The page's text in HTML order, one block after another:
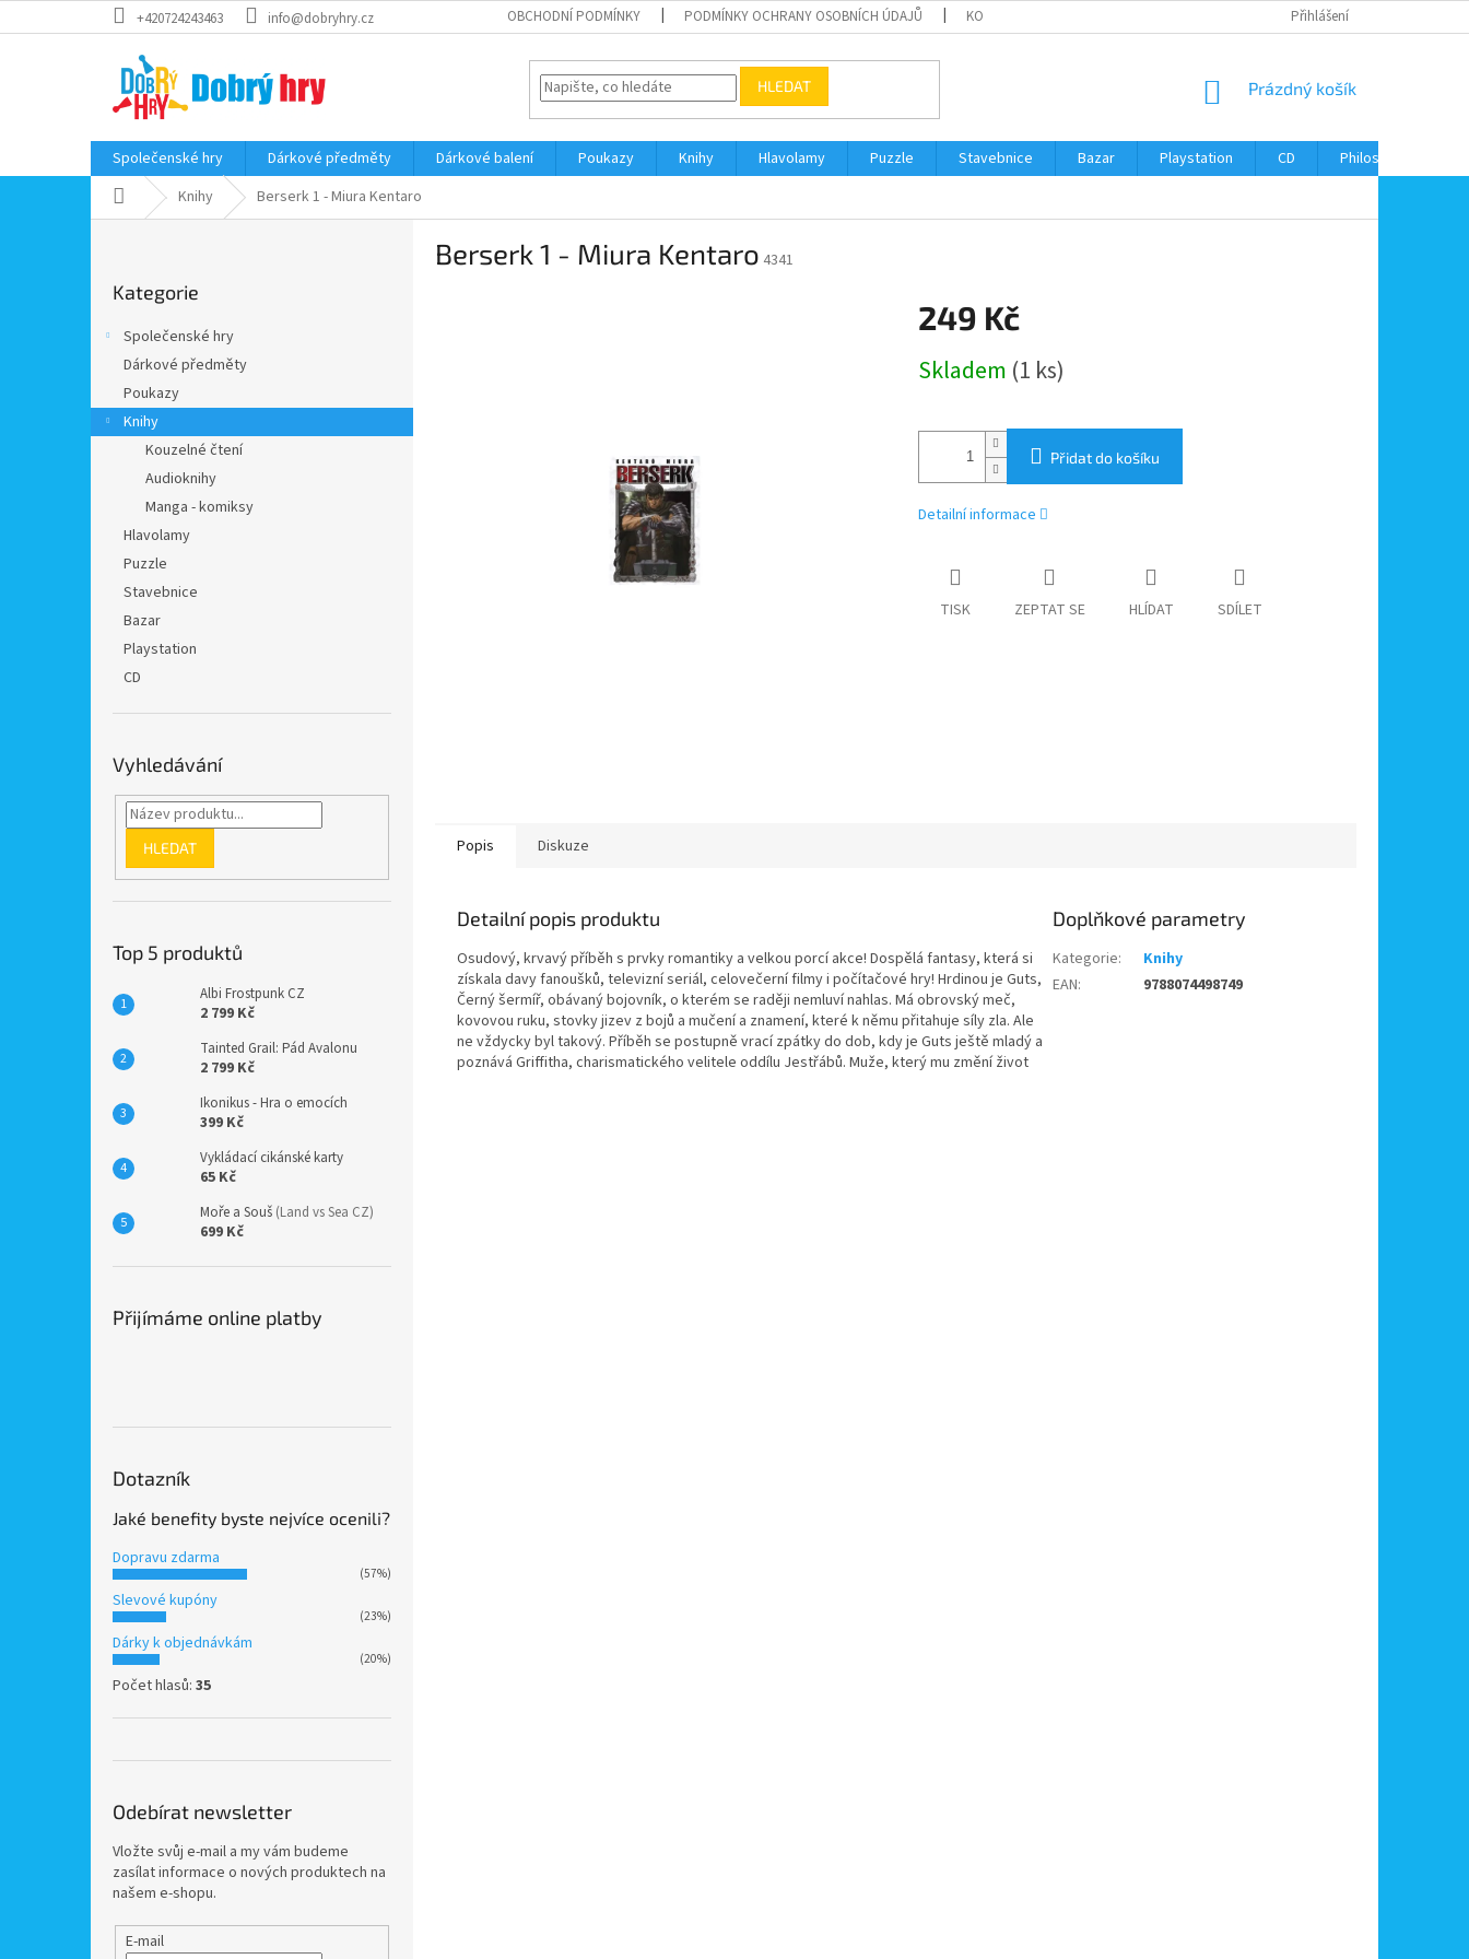
na
+420724243463 info@dobryhry.cz OBCHODNÍ PODMÍNKY PODMÍNKY OCHRANY OSOBNÍCH ÚDAJŮ KONTAKTY Přihlášení
HLEDAT
NÁKUPNÍ
Prázdný košík
Společenské hry Dárkové předměty Dárkové balení Poukazy Knihy Hlavolamy Puzzle Stavebnice Bazar Playstation CD Philos
Domů Knihy Berserk 1 - Miura Kentaro
kategorie
Kategorie
Společenské hry
Dárkové předměty
Poukazy
Knihy
Kouzelné čtení
Audioknihy
Manga - komiksy
Hlavolamy
Puzzle
Stavebnice
Bazar
Playstation
CD
Vyhledávání
HLEDAT
Top 5 produktů
Albi Frostpunk CZ
2 799 Kč
Tainted Grail: Pád Avalonu
2 799 Kč
Ikonikus - Hra o emocích
399 Kč
Vykládací cikánské karty
65 Kč
Moře a Souš (Land vs Sea CZ)
699 Kč
Přijímáme online platby
Dotazník
Jaké benefity byste nejvíce ocenili?
Dopravu zdarma
(57%)
Slevové kupóny
(23%)
Dárky k objednávkám
(20%)
Počet hlasů: 35
Odebírat newsletter
Vložte svůj e-mail a my vám budeme
zasílat informace o nových produktech na
našem e-shopu.
E-mail
Berserk 1 - Miura Kentaro 4341
249 Kč
cena:
Skladem (1 ks)
Přidat do košíku
Detailní informace
TISK ZEPTAT SE HLÍDAT SDÍLET
Popis Diskuze
Detailní popis produktu
Osudový, krvavý příběh s prvky romantiky a velkou porcí akce! Dospělá fantasy, která si
získala davy fanoušků, televizní seriál, celovečerní filmy i počítačové hry! Hrdinou je Guts,
Černý šermíř, obávaný bojovník, o kterém se raději nemluví nahlas. Má obrovský meč,
kovovou ruku, stovky jizev z bojů a mučení a znamení, které k němu přitahuje síly zla. Ale
ne vždycky byl takový. Příběh se postupně vrací zpátky do dob, kdy je Guts ještě mladý a
poznává Griffitha, charismatického velitele oddílu Jestřábů. Muže, který mu změní život
Doplňkové parametry
Kategorie:
Knihy
EAN: 9788074498749